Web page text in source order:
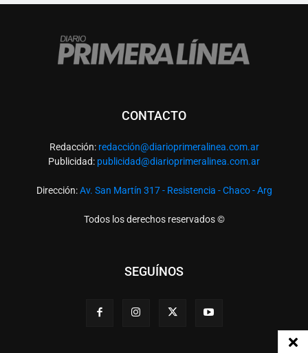
CONTACTO
Redacción: redacción@diarioprimeralinea.com.ar
Publicidad: publicidad@diarioprimeralinea.com.ar
Dirección:Av. San Martín 317 - Resistencia - Chaco - Arg
Todos los derechos reservados ©
SEGUÍNOS